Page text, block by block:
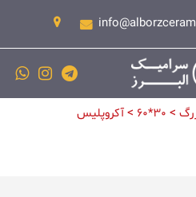
>
30*60
>آکروپلیس